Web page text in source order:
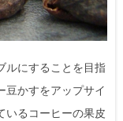
ルにすることを目指
豆かすをアップサイ
いるコーヒーの果皮